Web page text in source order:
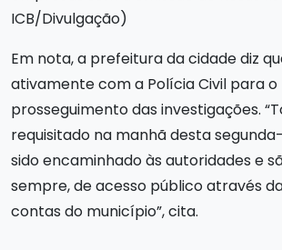
ICB/Divulgação)
Em nota, a prefeitura da cidade diz
ativamente com a Polícia Civil para o
prosseguimento das investigações.
requisitado na manhã desta
sido encaminhado às autoridades e
sempre, de acesso público através
contas do município”, cita.